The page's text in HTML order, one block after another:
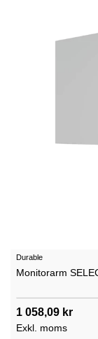
Durable
Monitorarm
1 058,09 kr
Exkl. moms